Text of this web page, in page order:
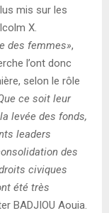
mis sur les
X.
des femmes»,
l’ont donc
selon le rôle
ce soit leur
levée des fonds,
leaders
des
civiques
été très
BADJIOU Aouia.